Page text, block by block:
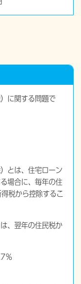
に関する問題で
とは、住宅ローン
場合に、毎年の住
税から控除するこ
、翌年の住民税か
％